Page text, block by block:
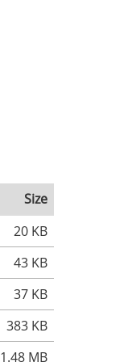
Size
20 KB
43 KB
37 KB
383 KB
1.48 MB